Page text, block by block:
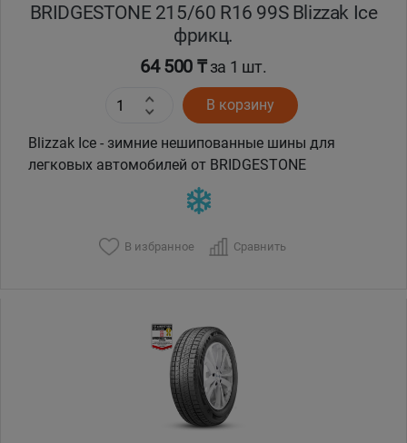
BRIDGESTONE 215/60 R16 99S Blizzak Ice
фрикц.
64 500 ₸за 1 шт.
В корзину
Blizzak Ice - зимние нешипованные шины для
легковых автомобилей от BRIDGESTONE
В избранное Сравнить